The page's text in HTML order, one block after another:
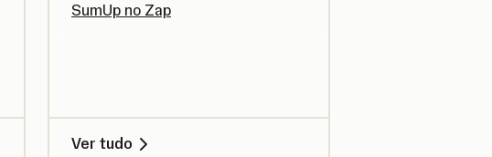
SumUp no Zap
Ver tudo